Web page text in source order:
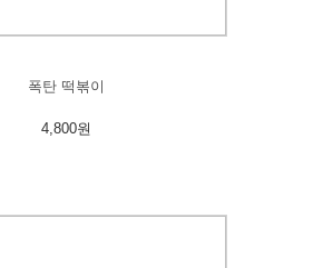
폭탄 떡볶이
4,800원